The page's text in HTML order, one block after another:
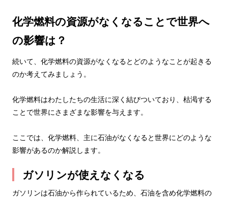
化学燃料の資源がなくなることで世界へ
の影響は？
続いて、化学燃料の資源がなくなるとどのようなことが起きる
のか考えてみましょう。
化学燃料はわたしたちの生活に深く結びついており、枯渇する
ことで世界にさまざまな影響を与えます。
ここでは、化学燃料、主に石油がなくなると世界にどのような
影響があるのか解説します。
ガソリンが使えなくなる
ガソリンは石油から作られているため、石油を含め化学燃料の